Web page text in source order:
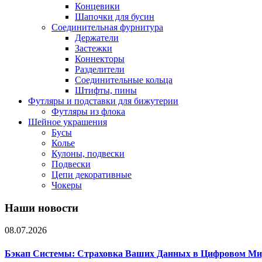
Концевики
Шапочки для бусин
Соединительная фурнитура
Держатели
Застежки
Коннекторы
Разделители
Соединительные кольца
Штифты, пины
Футляры и подставки для бижутерии
Футляры из флока
Шейное украшения
Бусы
Колье
Кулоны, подвески
Подвески
Цепи декоративные
Чокеры
Наши новости
08.07.2026
Бэкап Системы: Страховка Ваших Данных в Цифровом